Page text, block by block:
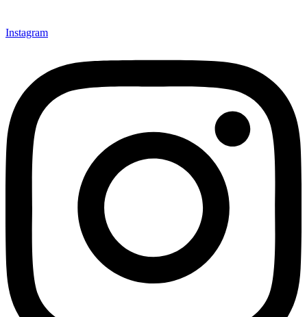
Instagram